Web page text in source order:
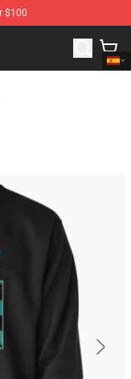
$100
Store